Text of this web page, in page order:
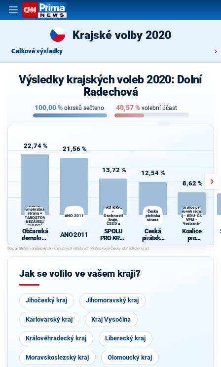
Krajské volby 2020
Celkové výsledky
Výsledky krajských voleb 2020: Dolní
Radechová
100,00% okrsků sečteno 40,57% volební účast
22,74 %
Občanská
demokratická
strana +
STAROSTOVÉ
A NEZÁVISLÍ a
VÝCHODOČEŠI
Občanská
demokrati
cká strana
+
STAROST
NEZÁVISL
VÝCHODO
ČEŠI
21,56 %
ANO 2011
ANO 2011
13,72 %
PRO KRAJ
-
Osobnosti
kraje,
ČSSD a
SPOLU
PRO KRAJ
-
Osobnosti
kraje,
Zelení
12,54 %
Česká
pirátská
strana
Česká
pirátská
strana
8,62 %
Koalice pro
Královéhradecký
kraj - KDU-ČSL -
VPM -
Nestraníci
Koalice
pro
Královéhra
- KDU-
Jak se volilo ve vašem kraji?
Jihočeský kraj Jihomoravský kraj
Karlovarský kraj Kraj Vysočina
Královéhradecký kraj Liberecký kraj
Moravskoslezský kraj Olomoucký kraj